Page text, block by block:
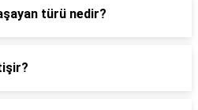
türü nedir?